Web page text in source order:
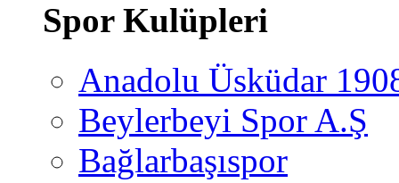
Spor Kulüpleri
Anadolu Üsküdar
Beylerbeyi Spor A.Ş
Bağlarbaşıspor